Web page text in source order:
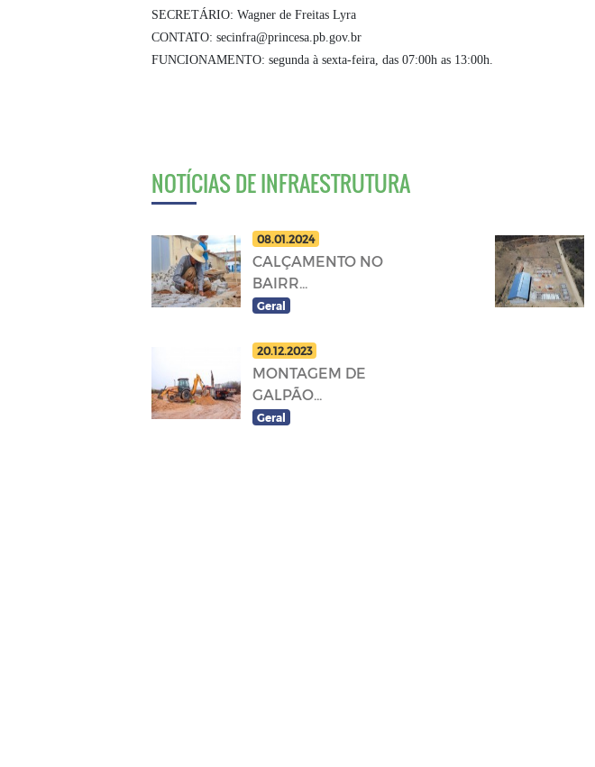
SECRETÁRIO: Wagner de Freitas Lyra
CONTATO: secinfra@princesa.pb.gov.br
FUNCIONAMENTO: segunda à sexta-feira, das 07:00h as 13:00h.
NOTÍCIAS DE INFRAESTRUTURA
08.01.2024
CALÇAMENTO NO
BAIRR...
Geral
20.12.2023
MONTAGEM DE
GALPÃO...
Geral